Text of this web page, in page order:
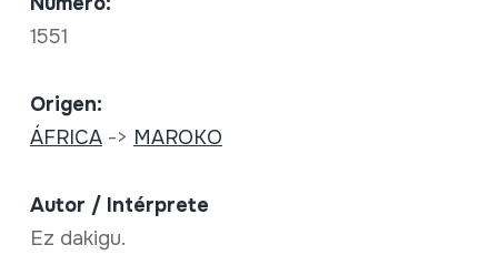
1551
Origen:
ÁFRICA-> MAROKO
Autor / Intérprete
Ez dakigu.